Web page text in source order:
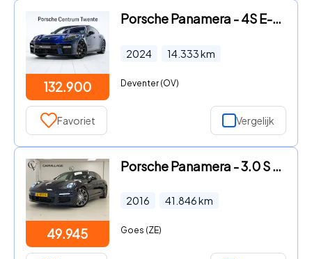
132.900
Porsche Panamera - 4S E-Hybrid
2024 14.333km
Deventer (OV)
Favoriet Vergelijk
49.945
Porsche Panamera - 3.0 S E-Hybrid | ORG. NL | 1e. Eigenaar | Night Blue metalli
2016 41.846km
Goes (ZE)